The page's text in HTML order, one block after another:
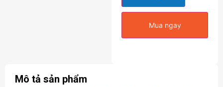
Mua ngay
Mô tả sản phẩm